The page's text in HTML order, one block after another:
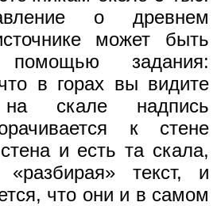
о древнем
может быть
задания:
в горах вы видите
на скале надпись
к стене
и есть та скала,
«разбирая» текст, и
что они и в самом